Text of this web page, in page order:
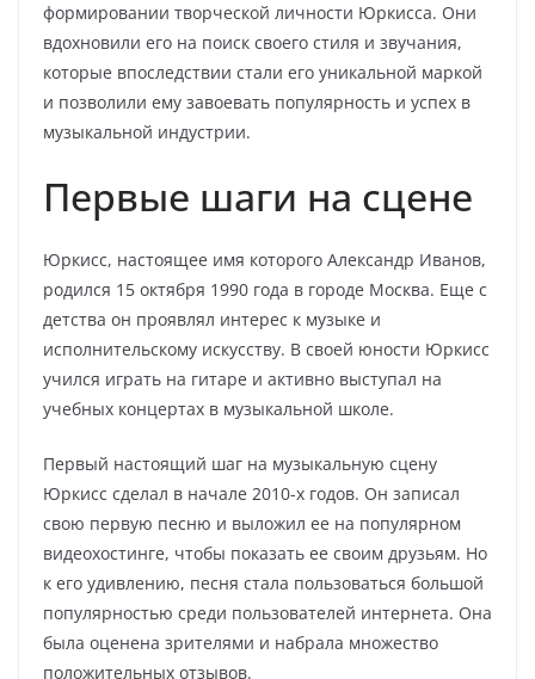
формировании творческой личности Юркисса. Они
вдохновили его на поиск своего стиля и звучания,
которые впоследствии стали его уникальной маркой
и позволили ему завоевать популярность и успех в
музыкальной индустрии.
Первые шаги на сцене
Юркисс, настоящее имя которого Александр Иванов,
родился 15 октября 1990 года в городе Москва. Еще с
детства он проявлял интерес к музыке и
исполнительскому искусству. В своей юности Юркисс
учился играть на гитаре и активно выступал на
учебных концертах в музыкальной школе.
Первый настоящий шаг на музыкальную сцену
Юркисс сделал в начале 2010-х годов. Он записал
свою первую песню и выложил ее на популярном
видеохостинге, чтобы показать ее своим друзьям. Но
к его удивлению, песня стала пользоваться большой
популярностью среди пользователей интернета. Она
была оценена зрителями и набрала множество
положительных отзывов.